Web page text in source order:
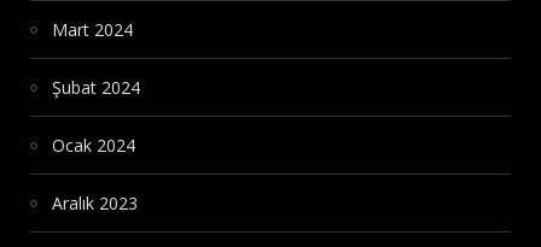
Mart 2024
Şubat 2024
Ocak 2024
Aralık 2023